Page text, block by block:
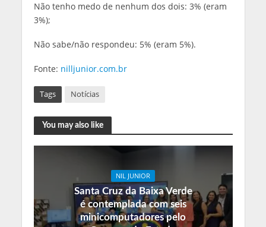
Não tenho medo de nenhum dos dois: 3% (eram
3%);
Não sabe/não respondeu: 5% (eram 5%).
Fonte: nilljunior.com.br
Tags Notícias
You may also like
NIL JUNIOR
Santa Cruz da Baixa Verde
é contemplada com seis
minicomputadores pelo